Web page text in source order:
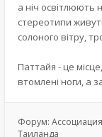
а ніч освітлюють
стереотипи
солоного вітру,
Паттайя - це
втомлені ноги, а
Форум:
Таиланда